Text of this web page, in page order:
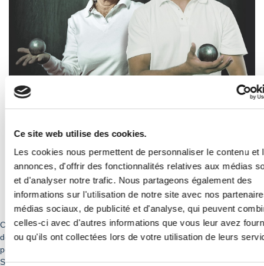
Ce site web utilise des cookies.
Les cookies nous permettent de personnaliser le contenu et
annonces, d'offrir des fonctionnalités relatives aux médias
et d'analyser notre trafic. Nous partageons également des
informations sur l'utilisation de notre site avec nos
médias sociaux, de publicité et d'analyse, qui peuvent
celles-ci avec d'autres informations que vous leur avez
ou qu'ils ont collectées lors de votre utilisation de leurs
Yvelines Etudiants Seniors est un dispositif mis en place par
le Conseil départemental des Yvelines.
Chaque été, pendant les mois de juillet et août, le Conseil
départemental recrute 150 étudiants pour rendre visite à des
personnes âgées isolées grâce au dispositif Yvelines Étudiants
Seniors. Mis en place en été 2004, c’est une spécificité yvelinoise.